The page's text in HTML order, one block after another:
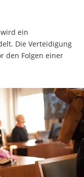
ein
Die Verteidigung
den Folgen einer